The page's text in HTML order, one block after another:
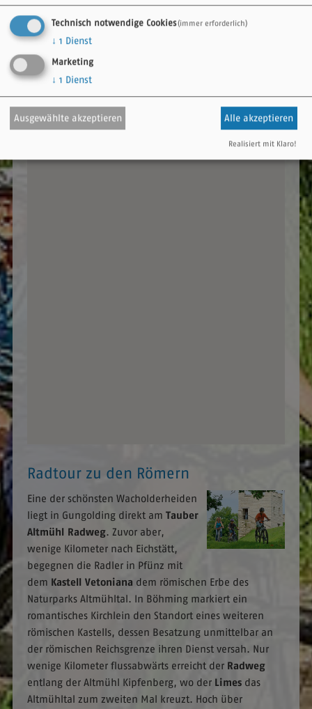
Radtour zu den Römern
Eine der schönsten Wacholderheiden
liegt in Gungolding direkt am Tauber
Altmühl Radweg. Zuvor aber,
wenige Kilometer nach Eichstätt,
begegnen die Radler in Pfünz mit
dem Kastell Vetoniana dem römischen Erbe des
Naturparks Altmühltal. In Böhming markiert ein
romantisches Kirchlein den Standort eines weiteren
römischen Kastells, dessen Besatzung unmittelbar an
der römischen Reichsgrenze ihren Dienst versah. Nur
wenige Kilometer flussabwärts erreicht der Radweg
entlang der Altmühl Kipfenberg, wo der Limesdas
Altmühltal zum zweiten Mal kreuzt. Hoch über
Technisch notwendige Cookies(immer erforderlich)
↓ 1 Dienst
Marketing
↓ 1 Dienst
Ausgewählte akzeptieren Alle akzeptieren
Realisiert mit Klaro!